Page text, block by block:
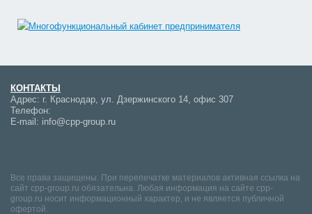
КОНТАКТЫ
Адрес: г. Краснодар, ул. Дзержинского 14, офис 307
Телефон:
E-mail: info@cpp-group.ru
Все права защищены. При перепечатке материалов активная ссылка на
сайт cpp-group.ru обязательна. Любая информация на сайте cpp-
group.ru носит информационный характер, и не является публичной
офертой.